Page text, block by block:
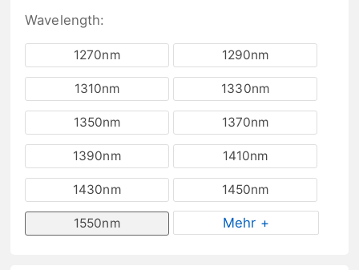
Wavelength:
1270nm 1290nm
1310nm 1330nm
1350nm 1370nm
1390nm 1410nm
1430nm 1450nm
1550nm Mehr +